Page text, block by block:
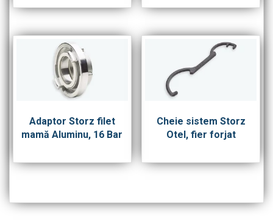
Adaptor Storz filet
mamă Aluminu, 16 Bar
Cheie sistem Storz
Otel, fier forjat